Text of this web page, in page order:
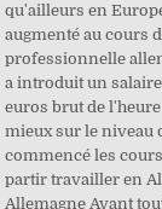
qu'ailleurs en
augmenté au cours
professionnelle
a introduit un
euros brut de
mieux sur le niveau
commencé les
partir travailler en
Allemagne Avant